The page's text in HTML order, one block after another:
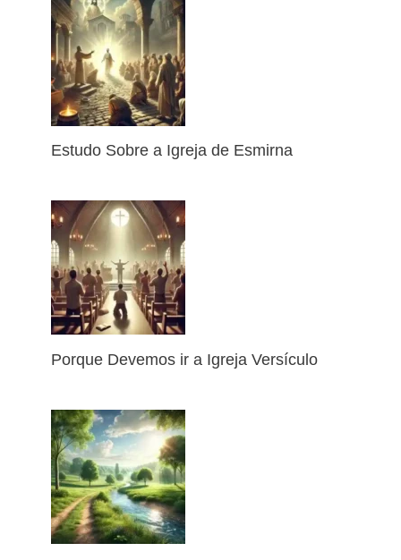
Estudo Sobre a Igreja de Esmirna
Porque Devemos ir a Igreja Versículo